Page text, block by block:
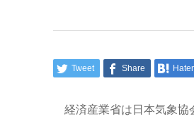
Tweet Share
経済産業省は日本気象協